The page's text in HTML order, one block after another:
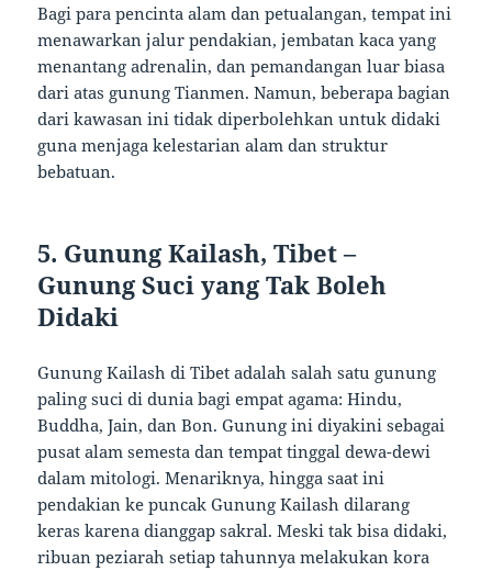
Bagi para pencinta alam dan petualangan, tempat ini
menawarkan jalur pendakian, jembatan kaca yang
menantang adrenalin, dan pemandangan luar biasa
dari atas gunung Tianmen. Namun, beberapa bagian
dari kawasan ini tidak diperbolehkan untuk didaki
guna menjaga kelestarian alam dan struktur
bebatuan.
5. Gunung Kailash, Tibet –
Gunung Suci yang Tak Boleh
Didaki
Gunung Kailash di Tibet adalah salah satu gunung
paling suci di dunia bagi empat agama: Hindu,
Buddha, Jain, dan Bon. Gunung ini diyakini sebagai
pusat alam semesta dan tempat tinggal dewa-dewi
dalam mitologi. Menariknya, hingga saat ini
pendakian ke puncak Gunung Kailash dilarang
keras karena dianggap sakral. Meski tak bisa didaki,
ribuan peziarah setiap tahunnya melakukan kora